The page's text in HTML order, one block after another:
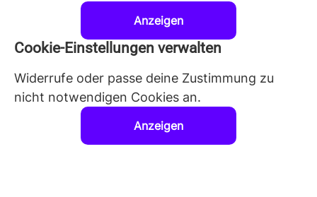
Anzeigen
Cookie-Einstellungen verwalten
Widerrufe oder passe deine Zustimmung zu
nicht notwendigen Cookies an.
Anzeigen